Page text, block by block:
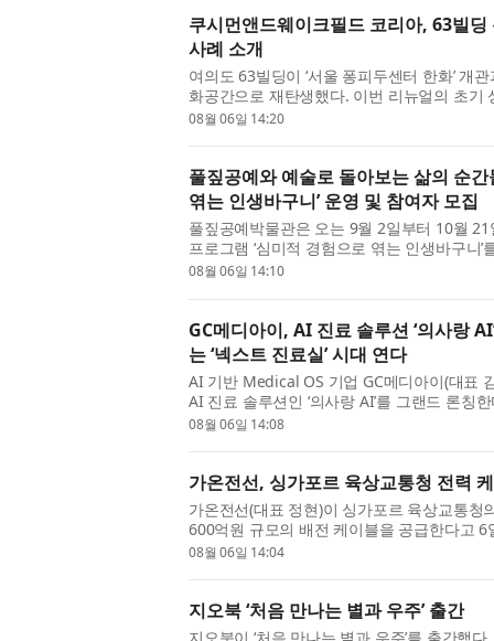
쿠시먼앤드웨이크필드 코리아, 63빌
사례 소개
여의도 63빌딩이 ‘서울 퐁피두센터 한화’ 개
화공간으로 재탄생했다. 이번 리뉴얼의 초기
앤드웨이크필드 코리아(Cushman &
08월 06일 14:20
풀짚공예와 예술로 돌아보는 삶의 순
엮는 인생바구니’ 운영 및 참여자 모집
풀짚공예박물관은 오는 9월 2일부터 10월
프로그램 ‘심미적 경험으로 엮는 인생바구니
화예술학교 중장년 감상 프로그램의 일환...
08월 06일 14:10
GC메디아이, AI 진료 솔루션 ‘의사랑
는 ‘넥스트 진료실’ 시대 연다
AI 기반 Medical OS 기업 GC메디아이(대표
AI 진료 솔루션인 ‘의사랑 AI’를 그랜드 론칭
진료실’이라는 슬로건 아래, 국내 시...
08월 06일 14:08
가온전선, 싱가포르 육상교통청 전력
가온전선(대표 정현)이 싱가포르 육상교통
600억원 규모의 배전 케이블을 공급한다고
더 등록 후 첫 수주를 확보하며, 향후 MRT...
08월 06일 14:04
지오북 ‘처음 만나는 별과 우주’ 출간